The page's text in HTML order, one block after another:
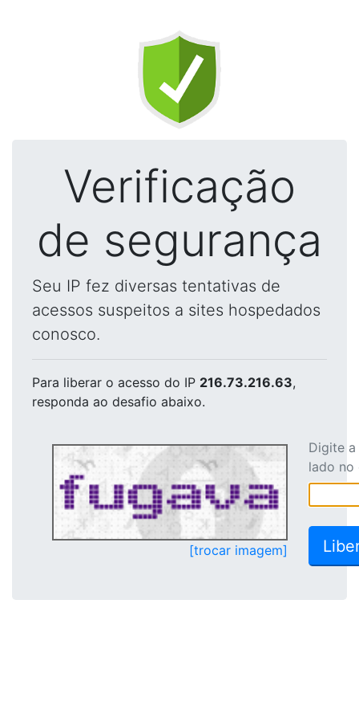
Verificação
de segurança
Seu IP fez diversas tentativas de
acessos suspeitos a sites hospedados
conosco.
Para liberar o acesso do IP 216.73.216.63,
responda ao desafio abaixo.
[trocar imagem]
Digite
lado no